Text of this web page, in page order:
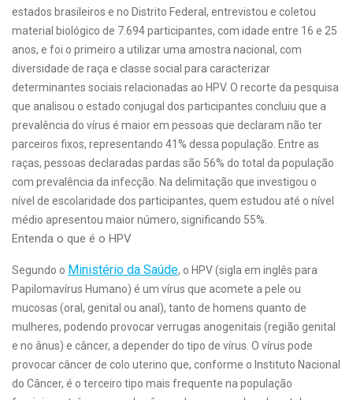
estados brasileiros e no Distrito Federal, entrevistou e coletou
material biológico de 7.694 participantes, com idade entre 16 e 25
anos, e foi o primeiro a utilizar uma amostra nacional, com
diversidade de raça e classe social para caracterizar
determinantes sociais relacionadas ao HPV. O recorte da pesquisa
que analisou o estado conjugal dos participantes concluiu que a
prevalência do vírus é maior em pessoas que declaram não ter
parceiros fixos, representando 41% dessa população. Entre as
raças, pessoas declaradas pardas são 56% do total da população
com prevalência da infecção. Na delimitação que investigou o
nível de escolaridade dos participantes, quem estudou até o nível
médio apresentou maior número, significando 55%.
Entenda o que é o HPV
Segundo o Ministério da Saúde, o HPV (sigla em inglês para
Papilomavírus Humano) é um vírus que acomete a pele ou
mucosas (oral, genital ou anal), tanto de homens quanto de
mulheres, podendo provocar verrugas anogenitais (região genital
e no ânus) e câncer, a depender do tipo de vírus. O vírus pode
provocar câncer de colo uterino que, conforme o Instituto Nacional
do Câncer, é o terceiro tipo mais frequente na população